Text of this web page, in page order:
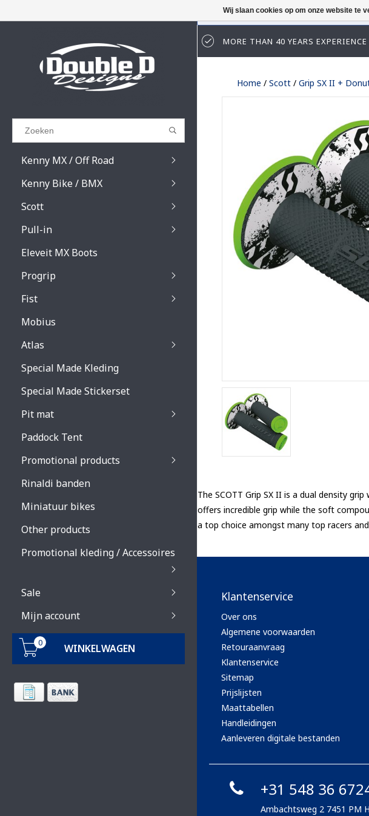
Results found (0)
GA TERUG
Kenny MX / Off Road
Track
Track
Track
Kenny Bike / BMX
Track
Track
Track
Scott
Prospect / Fury lenses
Prospect / Fury accessoires
Primal / Split / Hustle lenses
Primal / Split / Hustle accessoires
Pull-in
Eleveit MX Boots
Progrip
Fist
Mobius
Atlas
Special Made Kleding
Special Made Stickerset
Pit mat
Paddock Tent
Promotional products
Rinaldi banden
Miniatuur bikes
Other products
Promotional kleding / Accessoires
Sale
Mijn account
0 WINKELWAGEN
MORE THAN 40 YEARS
Home / Scott / Grip SX II +
The SCOTT Grip SX II is a dual density
offers incredible grip while the soft
a top choice amongst many top racers
Klantenservice
Over ons
Algemene voorwaarden
Retouraanvraag
Klantenservice
Sitemap
Prijslijsten
Maattabellen
Handleidingen
Aanleveren digitale bestanden
+31 548 36
Ambachtsweg 2 7451 PM
Wij slaan cookies op om onze website te